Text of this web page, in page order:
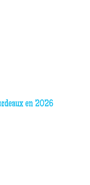
en 2026